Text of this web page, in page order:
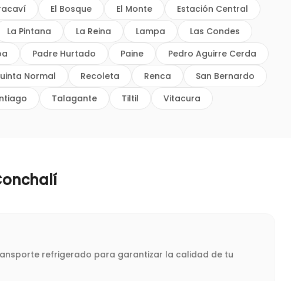
El Bosque El Monte
Estación Central
La Pintana La Reina Lampa
Las Condes
Padre Hurtado Paine
Pedro Aguirre Cerda
Normal Recoleta Renca
San Bernardo
Talagante Tiltil Vitacura
refrigerado para garantizar la calidad de tu